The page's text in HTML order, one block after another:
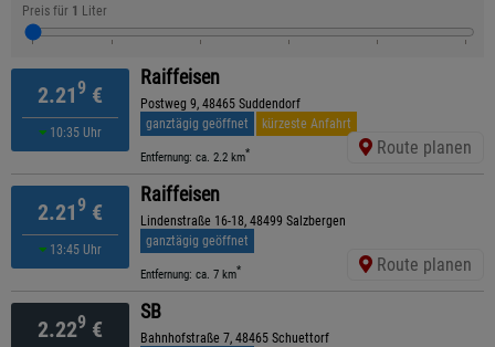
Preis für 1 Liter
2.219 €
10:35 Uhr
Raiffeisen
Postweg 9, 48465 Suddendorf
ganztägig geöffnet
kürzeste Anfahrt
Entfernung: ca. 2.2 km* Route planen
2.219 €
13:45 Uhr
Raiffeisen
Lindenstraße 16-18, 48499 Salzbergen
ganztägig geöffnet
Entfernung: ca. 7 km* Route planen
2.229 €
SB
Bahnhofstraße 7, 48465 Schuettorf